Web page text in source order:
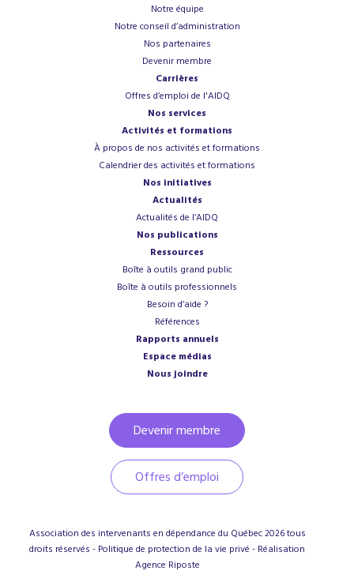
Notre équipe
Notre conseil d’administration
Nos partenaires
Devenir membre
Carrières
Offres d’emploi de l'AIDQ
Nos services
Activités et formations
À propos de nos activités et formations
Calendrier des activités et formations
Nos initiatives
Actualités
Actualités de l’AIDQ
Nos publications
Ressources
Boîte à outils grand public
Boîte à outils professionnels
Besoin d’aide ?
Références
Rapports annuels
Espace médias
Nous joindre
Devenir membre
Offres d’emploi
Association des intervenants en dépendance du Québec2026tous
droits réservés - Politique de protection de la vie privé - Réalisation
Agence Riposte